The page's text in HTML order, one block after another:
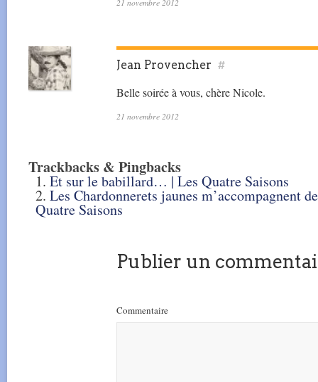
Jean Provencher #
Belle soirée à vous, chère Nicole.
21 novembre 2012
Trackbacks & Pingbacks
Et sur le babillard… | Les Quatre Saisons
Les Chardonnerets jaunes m’accompagnent
Quatre Saisons
Publier un
Commentaire